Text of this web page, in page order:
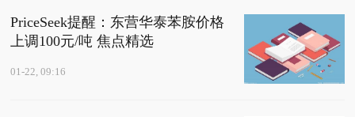
PriceSeek提醒：东营华泰苯胺价格
上调100元/吨 焦点精选
01-22, 09:16